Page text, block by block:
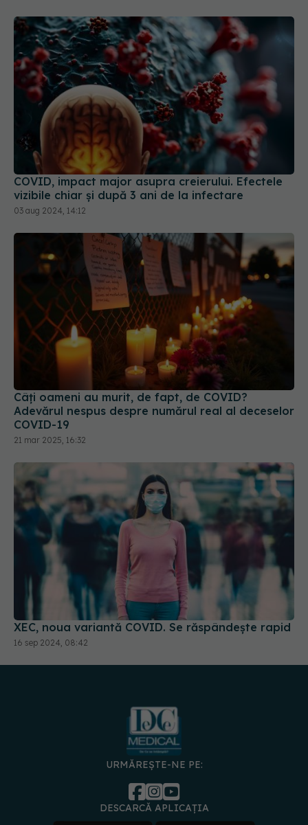
COVID, impact major asupra creierului. Efectele
vizibile chiar și după 3 ani de la infectare
03 aug 2024, 14:12
Câți oameni au murit, de fapt, de COVID?
Adevărul nespus despre numărul real al deceselor
21 mar 2025, 16:32
XEC, noua variantă COVID. Se răspândește rapid
16 sep 2024, 08:42
URMĂREȘTE-NE PE:
DESCARCĂ APLICAȚIA